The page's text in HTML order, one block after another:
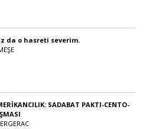
da o hasreti severim.
SADABAT PAKTI-CENTO-